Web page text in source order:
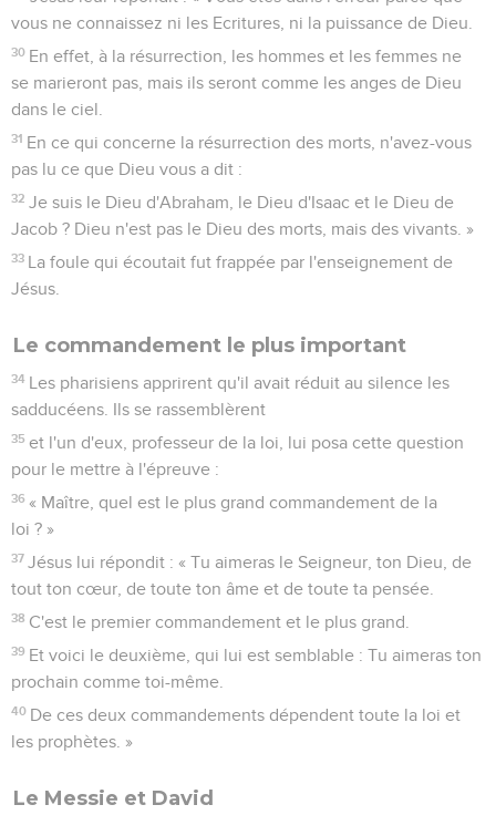
vous ne connaissez ni les Ecritures, ni la puissance de Dieu.
30 En effet, à la résurrection, les hommes et les femmes ne
se marieront pas, mais ils seront comme les anges de Dieu
dans le ciel.
31 En ce qui concerne la résurrection des morts, n'avez-vous
pas lu ce que Dieu vous a dit :
32 Je suis le Dieu d'Abraham, le Dieu d'Isaac et le Dieu de
Jacob ? Dieu n'est pas le Dieu des morts, mais des vivants. »
33 La foule qui écoutait fut frappée par l'enseignement de
Jésus.
Le commandement le plus important
34 Les pharisiens apprirent qu'il avait réduit au silence les
sadducéens. Ils se rassemblèrent
35 et l'un d'eux, professeur de la loi, lui posa cette question
pour le mettre à l'épreuve :
36 « Maître, quel est le plus grand commandement de la
loi ? »
37 Jésus lui répondit : « Tu aimeras le Seigneur, ton Dieu, de
tout ton cœur, de toute ton âme et de toute ta pensée.
38 C'est le premier commandement et le plus grand.
39 Et voici le deuxième, qui lui est semblable : Tu aimeras ton
prochain comme toi-même.
40 De ces deux commandements dépendent toute la loi et
les prophètes. »
Le Messie et David